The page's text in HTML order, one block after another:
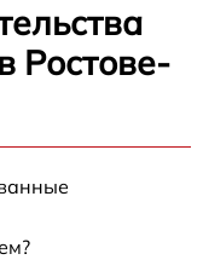
Ростове-